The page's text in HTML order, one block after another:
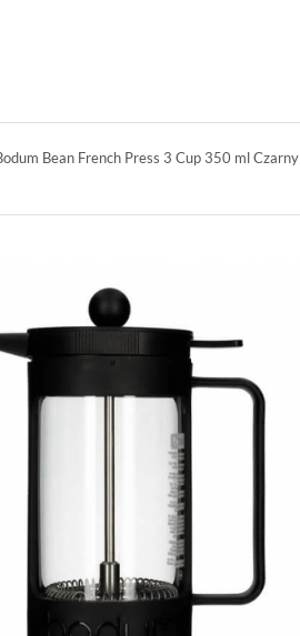
Bean French Press 3 Cup 350 ml Czarny